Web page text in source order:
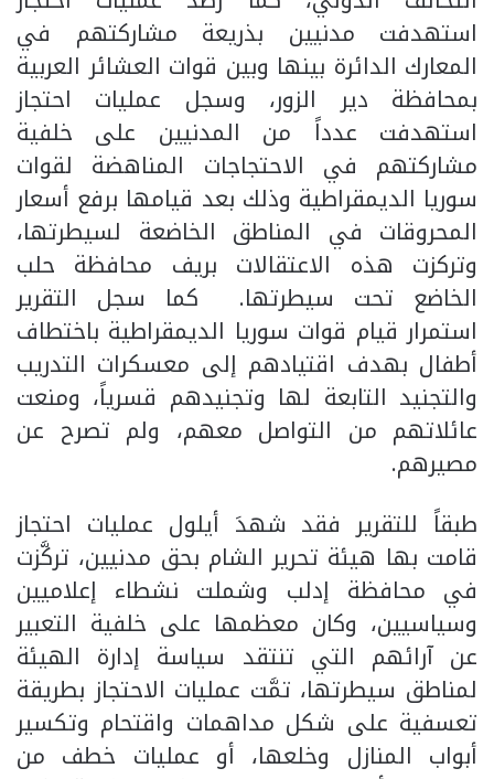
استهدفت مدنيين بذريعة مشاركتهم في
المعارك الدائرة بينها وبين قوات العشائر العربية
بمحافظة دير الزور، وسجل عمليات احتجاز
استهدفت عدداً من المدنيين على خلفية
مشاركتهم في الاحتجاجات المناهضة لقوات
سوريا الديمقراطية وذلك بعد قيامها برفع أسعار
المحروقات في المناطق الخاضعة لسيطرتها،
وتركزت هذه الاعتقالات بريف محافظة حلب
الخاضع تحت سيطرتها. كما سجل التقرير
استمرار قيام قوات سوريا الديمقراطية باختطاف
أطفال بهدف اقتيادهم إلى معسكرات التدريب
والتجنيد التابعة لها وتجنيدهم قسرياً، ومنعت
عائلاتهم من التواصل معهم، ولم تصرح عن
مصيرهم.
طبقاً للتقرير فقد شهدَ أيلول عمليات احتجاز
قامت بها هيئة تحرير الشام بحق مدنيين، تركَّزت
في محافظة إدلب وشملت نشطاء إعلاميين
وسياسيين، وكان معظمها على خلفية التعبير
عن آرائهم التي تنتقد سياسة إدارة الهيئة
لمناطق سيطرتها، تمَّت عمليات الاحتجاز بطريقة
تعسفية على شكل مداهمات واقتحام وتكسير
أبواب المنازل وخلعها، أو عمليات خطف من